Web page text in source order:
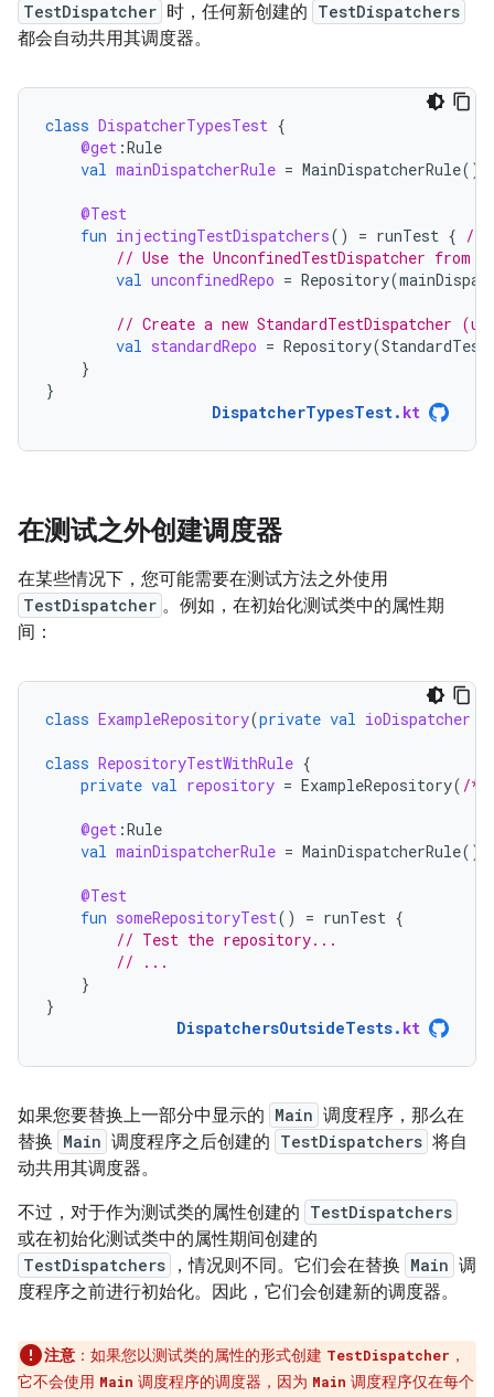
TestDispatcher 时，任何新创建的 TestDispatchers
都会自动共用其调度器。
class DispatcherTypesTest {
@get :Rule
val mainDispatcherRule = MainDispatcherRule()
@Test
fun injectingTestDispatchers() = runTest { //
// Use the UnconfinedTestDispatcher from
val unconfinedRepo = Repository(
// Create a new StandardTestDispatcher
val standardRepo = Repository(
}
}
DispatcherTypesTest. kt
在测试之外创建调度器
在某些情况下，您可能需要在测试方法之外使用
TestDispatcher 。例如，在初始化测试类中的属性期
间：
class ExampleRepository(private val ioDispatcher
class RepositoryTestWithRule {
private val repository = ExampleRepository( /*
@get :Rule
val mainDispatcherRule = MainDispatcherRule()
@Test
fun someRepositoryTest() = runTest {
// Test the repository...
// ...
}
}
DispatchersOutsideTests. kt
如果您要替换上一部分中显示的 Main 调度程序，那么在
替换 Main 调度程序之后创建的 TestDispatchers 将自
动共用其调度器。
不过，对于作为测试类的属性创建的 TestDispatchers
或在初始化测试类中的属性期间创建的
TestDispatchers ，情况则不同。它们会在替换 Main 调
度程序之前进行初始化。因此，它们会创建新的调度器。
注意 ：如果您以测试类的属性的形式创建 TestDispatcher ，
它不会使用 Main 调度程序的调度器，因为 Main 调度程序仅在每个